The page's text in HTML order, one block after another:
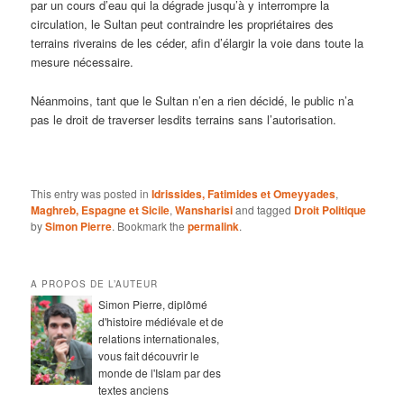
par un cours d’eau qui la dégrade jusqu’à y interrompre la
circulation, le Sultan peut contraindre les propriétaires des
terrains riverains de les céder, afin d’élargir la voie dans toute la
mesure nécessaire.
Néanmoins, tant que le Sultan n’en a rien décidé, le public n’a
pas le droit de traverser lesdits terrains sans l’autorisation.
This entry was posted inIdrissides, Fatimides et Omeyyades,
Maghreb, Espagne et Sicile,Wansharisiand tagged Droit Politique
bySimon Pierre. Bookmark thepermalink.
A PROPOS DE L’AUTEUR
Simon Pierre, diplômé
d'histoire médiévale et de
relations internationales,
vous fait découvrir le
monde de l'Islam par des
textes anciens